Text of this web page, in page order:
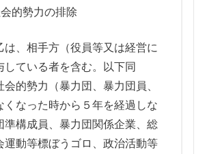
的勢力の排除
、相手方（役員等又は経営に
している者を含む。以下同
会的勢力（暴力団、暴力団員、
くなった時から５年を経過しな
準構成員、暴力団関係企業、総
運動等標ぼうゴロ、政治活動等